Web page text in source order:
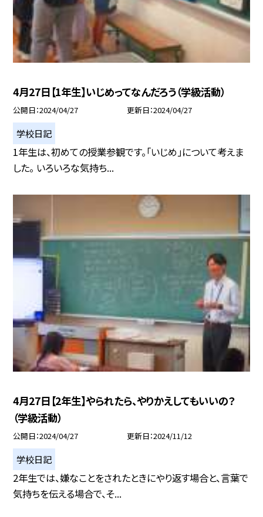
4月27日【1年生】いじめってなんだろう（学級活動）
公開日 2024/04/27 更新日 2024/04/27
学校日記
1年生は、初めての授業参観です。「いじめ」について考えま
した。 いろいろな気持ち...
4月27日【2年生】やられたら、やりかえしてもいいの？
（学級活動）
公開日 2024/04/27 更新日 2024/11/12
学校日記
2年生では、嫌なことをされたときにやり返す場合と、言葉で
気持ちを伝える場合で、そ...